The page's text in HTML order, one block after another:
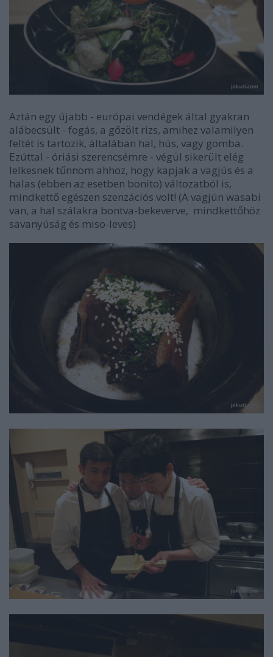
Aztán egy újabb - európai vendégek által gyakran
alábecsült - fogás, a gőzölt rizs, amihez valamilyen
feltét is tartozik, általában hal, hús, vagy gomba.
Ezúttal - óriási szerencsémre - végül sikerült elég
lelkesnek tűnnöm ahhoz, hogy kapjak a vagjús és a
halas (ebben az esetben bonito) változatból is,
mindkettő egészen szenzációs volt! (A vagjún wasabi
van, a hal szálakra bontva-bekeverve, mindkettőhöz
savanyúság és miso-leves)